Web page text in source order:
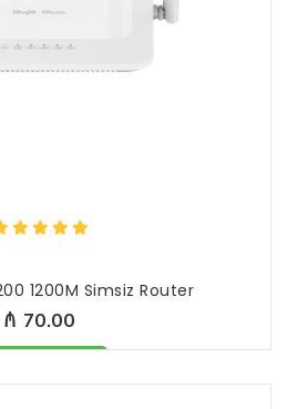
1200M Simsiz Router
₼ 70.00
mövcüddur